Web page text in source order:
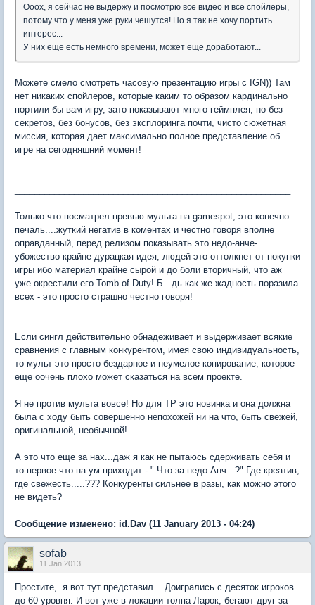
Ооох, я сейчас не выдержу и посмотрю все видео и все спойлеры,
потому что у меня уже руки чешутся! Но я так не хочу портить
интерес...
У них еще есть немного времени, может еще доработают...
Можете смело смотреть часовую презентацию игры c IGN)) Там
нет никаких спойлеров, которые каким то образом кардинально
портили бы вам игру, зато показывают много геймплея, но без
секретов, без бонусов, без эксплоринга почти, чисто сюжетная
миссия, которая дает максимально полное представление об
игре на сегодняшний момент!
Только что посматрел превью мульта на gamespot, это конечно
печаль....жуткий негатив в коментах и честно говоря вполне
оправданный, перед релизом показывать это недо-анче-
убожество крайне дурацкая идея, людей это оттолкнет от покупки
игры ибо материал крайне сырой и до боли вторичный, что аж
уже окрестили его Tomb of Duty! Б...дь как же жадность поразила
всех - это просто страшно честно говоря!
Если сингл действительно обнадеживает и выдерживает всякие
сравнения с главным конкурентом, имея свою индивидуальность,
то мульт это просто бездарное и неумелое копирование, которое
еще оочень плохо может сказаться на всем проекте.
Я не против мульта вовсе! Но для ТР это новинка и она должна
была с ходу быть совершенно непохожей ни на что, быть свежей,
оригинальной, необычной!
А это что еще за нах...даж я как не пытаюсь сдерживать себя и
то первое что на ум приходит - " Что за недо Анч...?" Где креатив,
где свежесть.....??? Конкуренты сильнее в разы, как можно этого
не видеть?
Сообщение изменено: id.Dav (11 January 2013 - 04:24)
sofab
11 Jan 2013
Простите, я вот тут представил... Доигрались с десяток игроков
до 60 уровня. И вот уже в локации толпа Ларок, бегают друг за